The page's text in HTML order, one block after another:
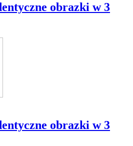
obrazki w 3
obrazki w 3